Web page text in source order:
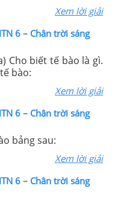
Xem lời giải
6 – Chân trời sáng
bào:
Xem lời giải
6 – Chân trời sáng
bảng sau:
Xem lời giải
6 – Chân trời sáng